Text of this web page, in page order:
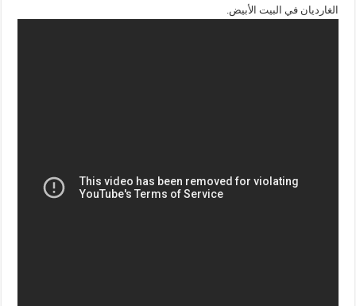
الغارديان في البيت الأبيض.